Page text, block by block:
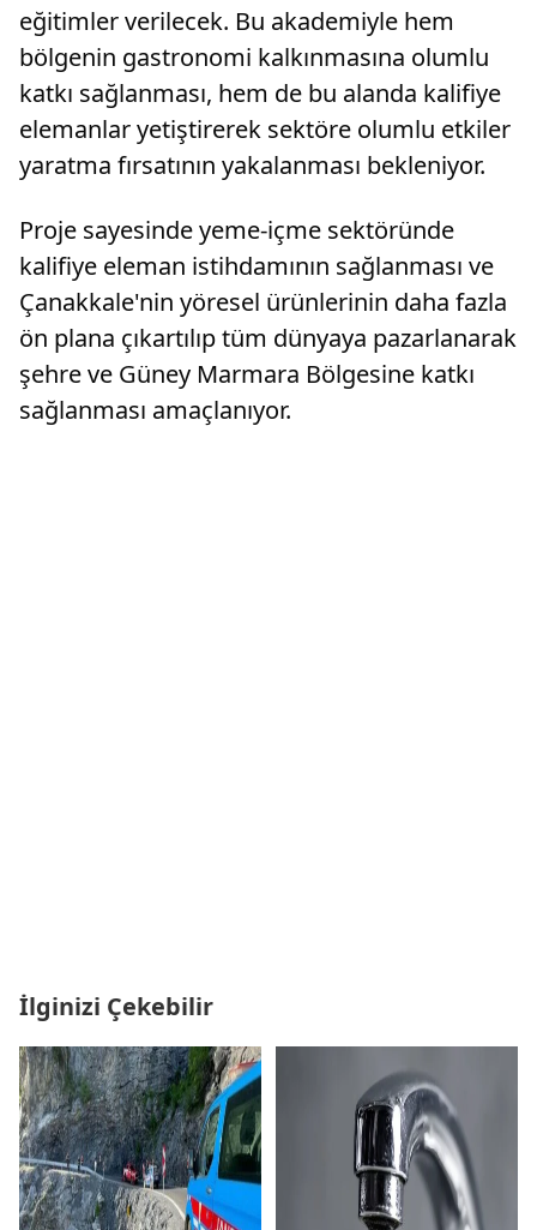
eğitimler verilecek. Bu akademiyle hem
bölgenin gastronomi kalkınmasına olumlu
katkı sağlanması, hem de bu alanda kalifiye
elemanlar yetiştirerek sektöre olumlu etkiler
yaratma fırsatının yakalanması bekleniyor.
Proje sayesinde yeme-içme sektöründe
kalifiye eleman istihdamının sağlanması ve
Çanakkale'nin yöresel ürünlerinin daha fazla
ön plana çıkartılıp tüm dünyaya pazarlanarak
şehre ve Güney Marmara Bölgesine katkı
sağlanması amaçlanıyor.
İlginizi Çekebilir